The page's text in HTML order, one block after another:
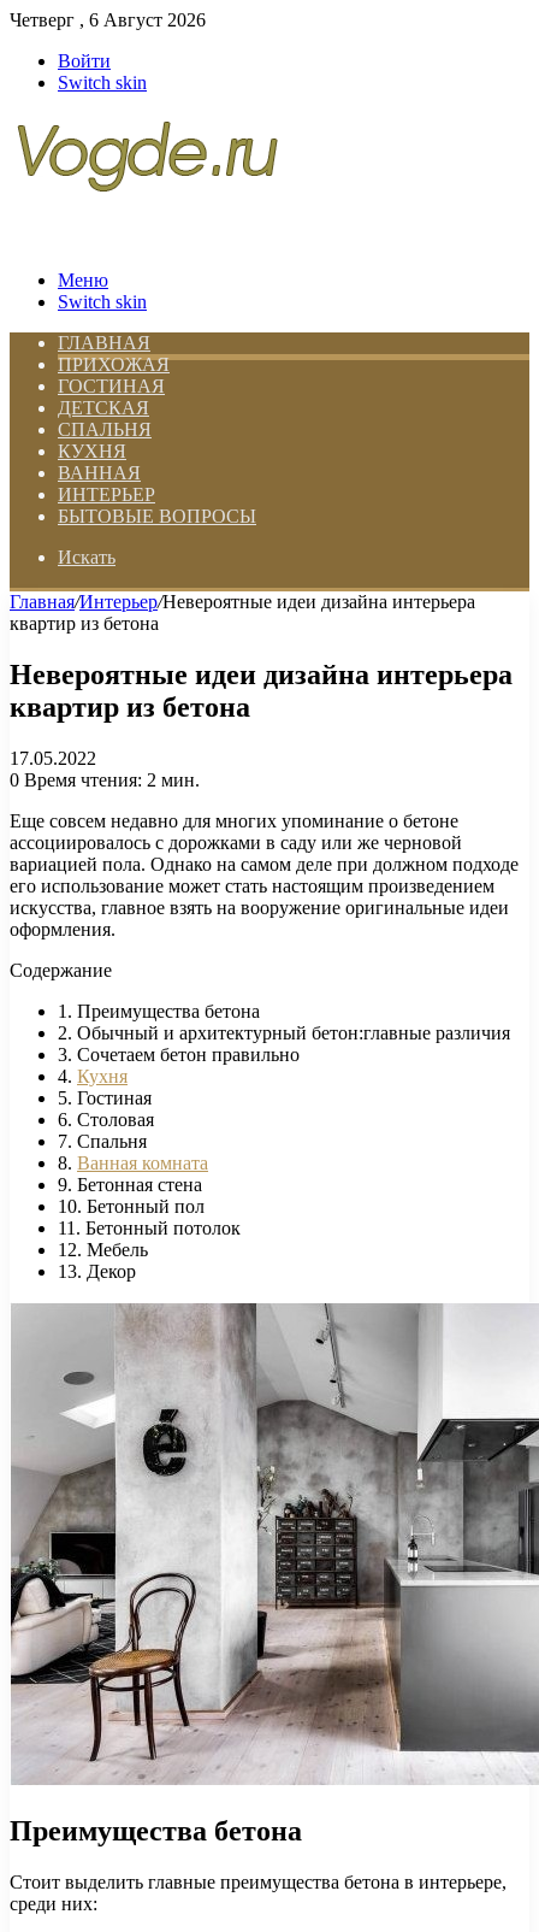
Четверг , 6 Август 2026
Войти
Switch skin
Меню
Switch skin
ГЛАВНАЯ
ПРИХОЖАЯ
ГОСТИНАЯ
ДЕТСКАЯ
СПАЛЬНЯ
КУХНЯ
ВАННАЯ
ИНТЕРЬЕР
БЫТОВЫЕ ВОПРОСЫ
Искать
Главная/Интерьер/Невероятные идеи дизайна интерьера
квартир из бетона
Невероятные идеи дизайна интерьера
квартир из бетона
17.05.2022
0 Время чтения: 2 мин.
Еще совсем недавно для многих упоминание о бетоне
ассоциировалось с дорожками в саду или же черновой
вариацией пола. Однако на самом деле при должном подходе
его использование может стать настоящим произведением
искусства, главное взять на вооружение оригинальные идеи
оформления.
Содержание
1. Преимущества бетона
2. Обычный и архитектурный бетон:главные различия
3. Сочетаем бетон правильно
4. Кухня
5. Гостиная
6. Столовая
7. Спальня
8. Ванная комната
9. Бетонная стена
10. Бетонный пол
11. Бетонный потолок
12. Мебель
13. Декор
Преимущества бетона
Стоит выделить главные преимущества бетона в интерьере,
среди них: